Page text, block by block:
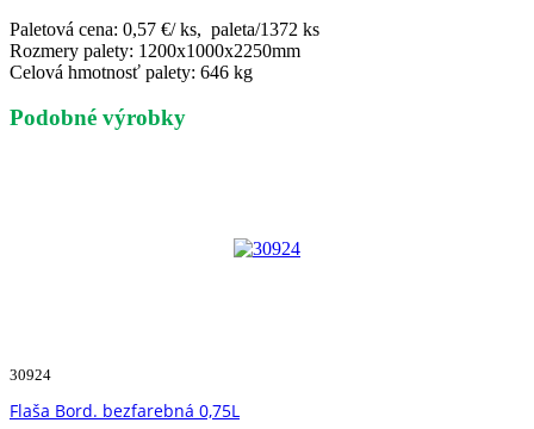
Paletová cena: 0,57 €/ ks, paleta/1372 ks
Rozmery palety: 1200x1000x2250mm
Celová hmotnosť palety: 646 kg
Podobné výrobky
30924
Flaša Bord. bezfarebná 0,75L